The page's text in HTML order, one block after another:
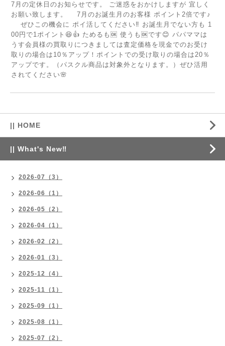
7月の定休日のお知らせです。 ご迷惑をおかけしますが 宜しく
お願い致します。 7月のお誕生月のお客様 ポイント2倍です♪
ぜひこの機会に ポイ活してください‼️ お誕生月でない方も 1
00円で1ポイント😆👍 ためるも🆗 使うも🆗です😊 パパママは
うす会員様の買取りにつきましては査定価格を現金でのお受け
取りの場合は10％アップ！ポイントでの受け取りの場合は20％
アップです。（パスクル商品は対象外となります。）ぜひ活用
されてください🌸
|| HOME
|| What's New‼
2026-07（3）
2026-06（1）
2026-05（2）
2026-04（1）
2026-02（2）
2026-01（3）
2025-12（4）
2025-11（1）
2025-09（1）
2025-08（1）
2025-07（2）